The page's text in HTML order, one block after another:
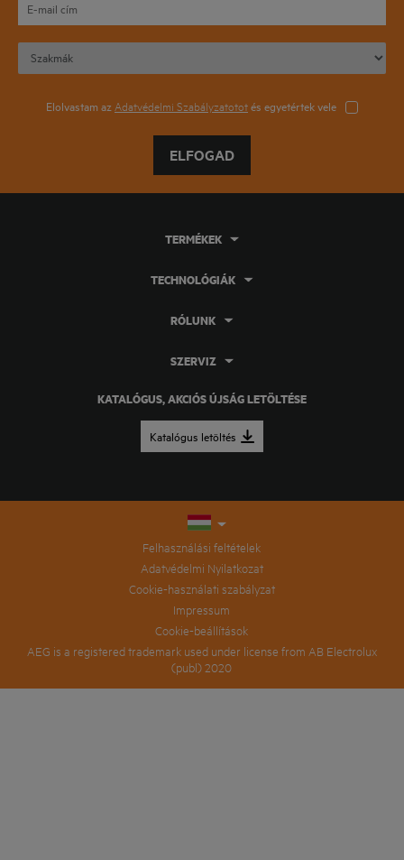
Elolvastam az Adatvédelmi Szabályzatototés egyetértek vele
ELFOGAD
KATALÓGUS, AKCIÓS ÚJSÁG LETÖLTÉSE
Katalógus letöltés
TERMÉKEK
TECHNOLÓGIÁK
RÓLUNK
SZERVIZ
Felhasználási feltételek
Adatvédelmi Nyilatkozat
Cookie-használati szabályzat
Impressum
Cookie-beállítások
AEG is a registered trademark used under license from AB Electrolux
(publ) 2020